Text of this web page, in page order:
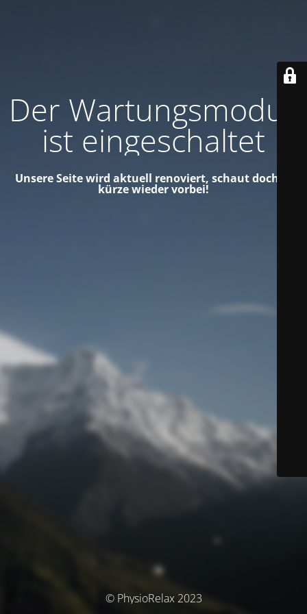
Der Wartungsmodus
ist eingeschaltet
Unsere Seite wird aktuell renoviert, schaut doch in
kürze wieder vorbei!
© PhysioRelax 2023